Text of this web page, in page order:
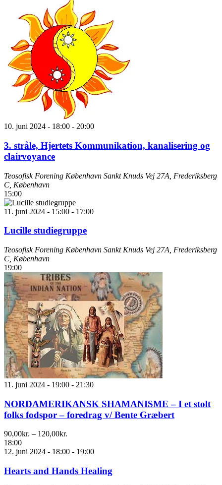
10. juni 2024 - 18:00 - 20:00
3. stråle, Hjertets Kommunikation, kanalisering og
clairvoyance
Teosofisk Forening København Sankt Knuds Vej 27A, Frederiksberg
C, København
15:00
11. juni 2024 - 15:00 - 17:00
Lucille studiegruppe
Teosofisk Forening København Sankt Knuds Vej 27A, Frederiksberg
C, København
19:00
11. juni 2024 - 19:00 - 21:30
NORDAMERIKANSK SHAMANISME – I et stolt
folks fodspor – foredrag v/ Bente Græbert
90,00kr. – 120,00kr.
18:00
12. juni 2024 - 18:00 - 19:00
Hearts and Hands Healing